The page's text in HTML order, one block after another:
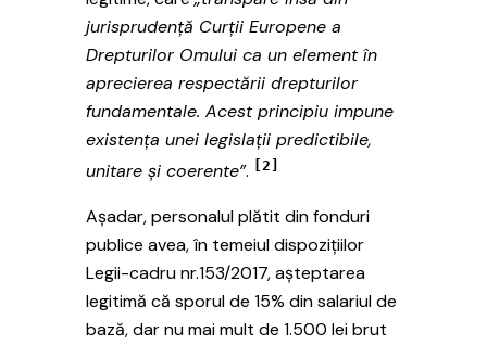
jurisprudență Curții Europene a
Drepturilor Omului ca un element în
aprecierea respectării drepturilor
fundamentale. Acest principiu impune
existența unei legislații predictibile,
unitare și coerente”. [2]
Așadar, personalul plătit din fonduri
publice avea, în temeiul dispozițiilor
Legii-cadru nr.153/2017, așteptarea
legitimă că sporul de 15% din salariul de
bază, dar nu mai mult de 1.500 lei brut